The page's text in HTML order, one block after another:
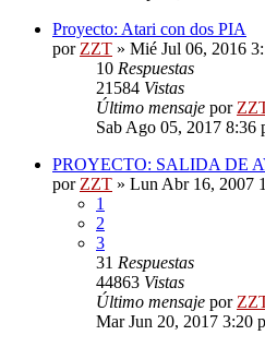
Proyecto: Atari con dos PIA
por ZZT » Mié Jul 06, 2016
10 Respuestas
21584 Vistas
Último mensaje por
Sab Ago 05, 2017 8:36
PROYECTO: SALIDA DE
por ZZT » Lun Abr 16, 2007
1
2
3
31 Respuestas
44863 Vistas
Último mensaje por
Mar Jun 20, 2017 3:20